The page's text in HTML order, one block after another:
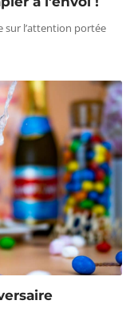
sur l’attention portée